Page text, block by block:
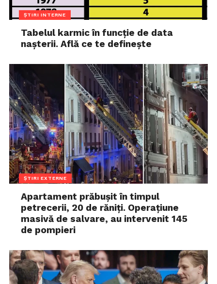
ȘTIRI INTERNE
Tabelul karmic în funcție de data
nașterii. Află ce te definește
ȘTIRI EXTERNE
Apartament prăbușit în timpul
petrecerii, 20 de răniți. Operațiune
masivă de salvare, au intervenit 145
de pompieri